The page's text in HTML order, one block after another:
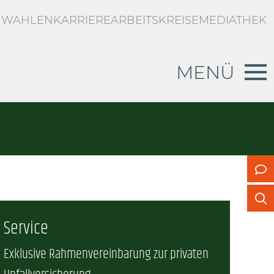
WAHLENKARRIEREARBEITSKREISEMEDIATHEK
MENÜ
Service
Exklusive Rahmenvereinbarung zur privaten